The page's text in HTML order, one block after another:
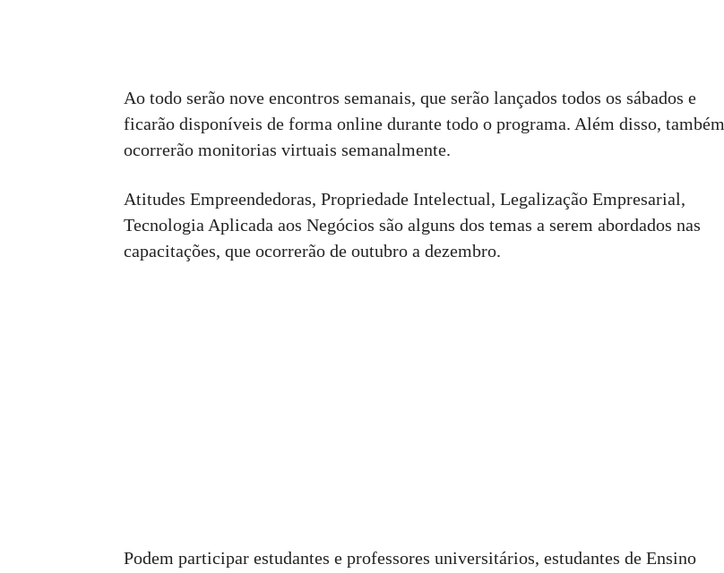
Ao todo serão nove encontros semanais, que serão lançados todos os sábados e
ficarão disponíveis de forma online durante todo o programa. Além disso, também
ocorrerão monitorias virtuais semanalmente.
Atitudes Empreendedoras, Propriedade Intelectual, Legalização Empresarial,
Tecnologia Aplicada aos Negócios são alguns dos temas a serem abordados nas
capacitações, que ocorrerão de outubro a dezembro.
Podem participar estudantes e professores universitários, estudantes de Ensino